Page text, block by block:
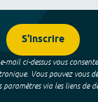
S'inscrire
mail ci-dessus vous
Vous pouvez vous
via les liens de